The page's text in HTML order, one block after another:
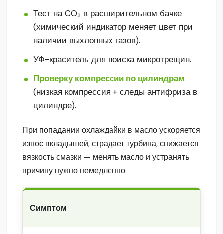
Тест на CO₂ в расширительном бачке
(химический индикатор меняет цвет при
наличии выхлопных газов).
УФ-краситель для поиска микротрещин.
Проверку компрессии по цилиндрам
(низкая компрессия + следы антифриза в
цилиндре).
При попадании охлаждайки в масло ускоряется
износ вкладышей, страдает турбина, снижается
вязкость смазки — менять масло и устранять
причину нужно немедленно.
Симптом